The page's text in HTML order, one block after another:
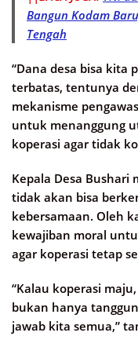
Bangun Kodam
Tengah
“Dana desa bisa kita
terbatas, tentunya
mekanisme
untuk menanggung
koperasi agar tidak
Kepala Desa Bushari
tidak akan bisa
kebersamaan. Oleh
kewajiban moral
agar koperasi tetap
“Kalau koperasi
bukan hanya
jawab kita semua,”